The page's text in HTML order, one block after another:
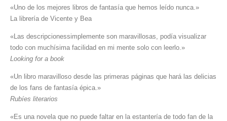
«Uno de los mejores libros de fantasía que hemos leído nunca.»
La librería de Vicente y Bea
«Las descripcionessimplemente son maravillosas, podía visualizar
todo con muchísima facilidad en mi mente solo con leerlo.»
Looking for a book
«Un libro maravilloso desde las primeras páginas que hará las delicias
de los fans de fantasía épica.»
Rubíes literarios
«Es una novela que no puede faltar en la estantería de todo fan de la